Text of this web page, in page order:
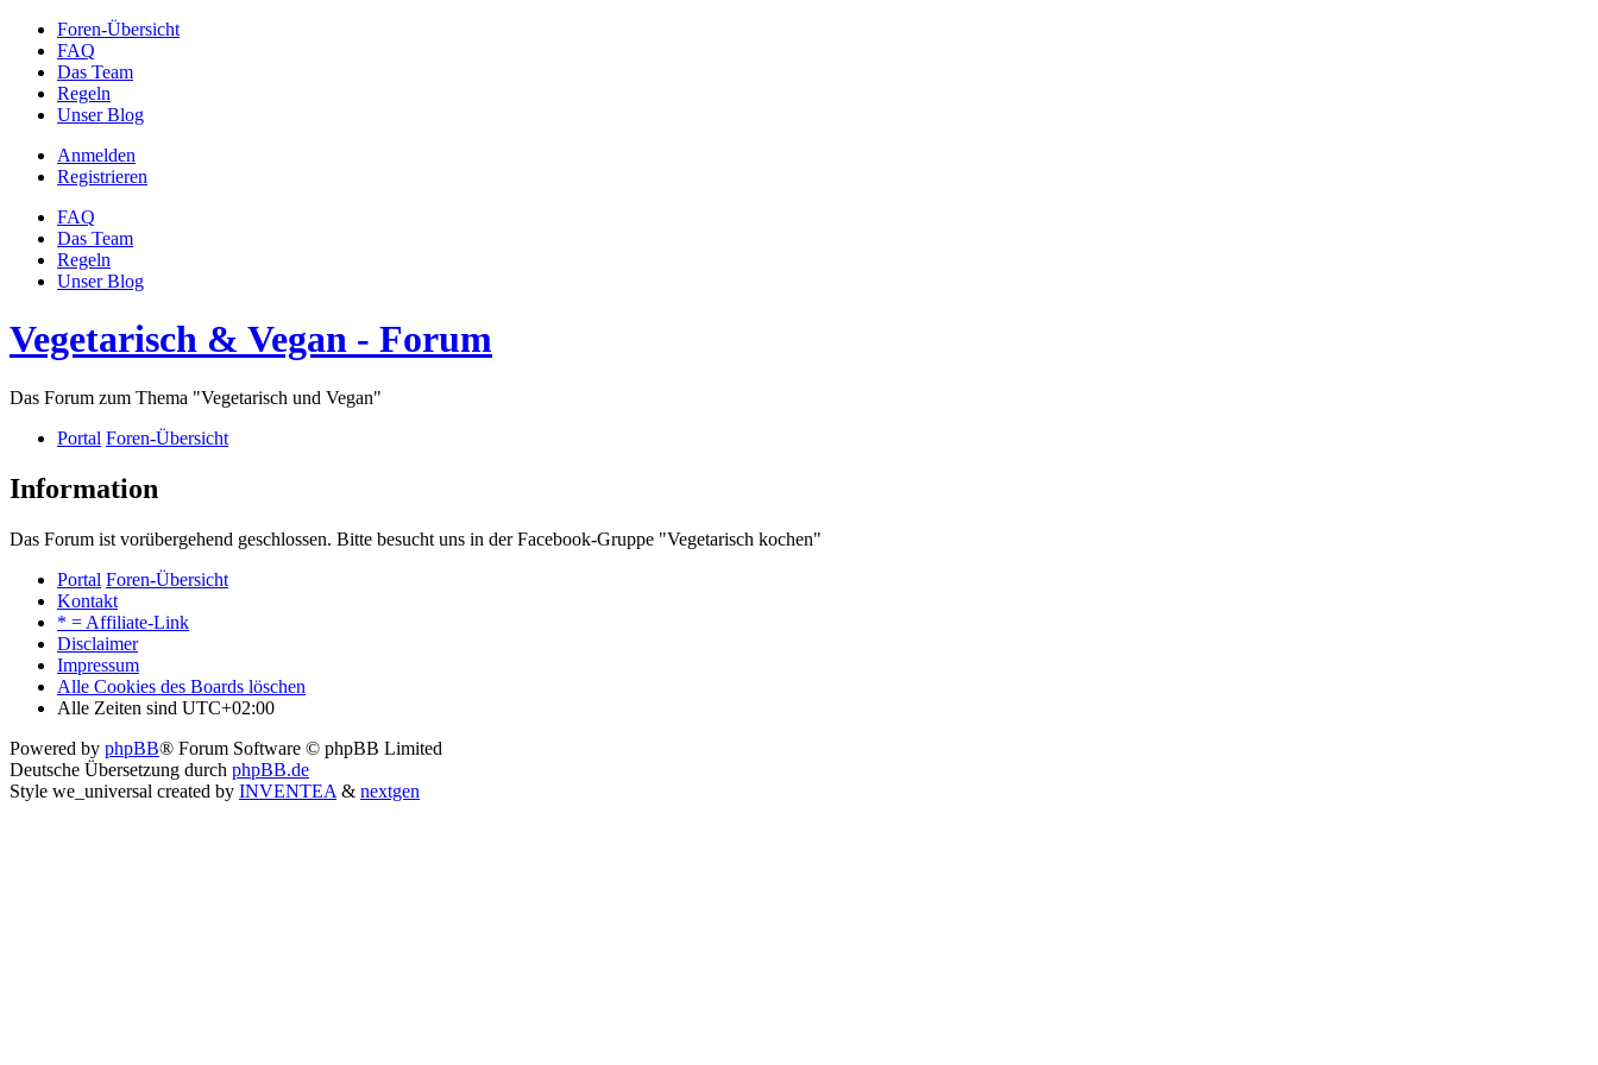
Foren-Übersicht
FAQ
Das Team
Regeln
Unser Blog
Anmelden
Registrieren
FAQ
Das Team
Regeln
Unser Blog
Vegetarisch & Vegan - Forum
Das Forum zum Thema "Vegetarisch und Vegan"
Portal Foren-Übersicht
Information
Das Forum ist vorübergehend geschlossen. Bitte besucht uns in der Facebook-Gruppe "Vegetarisch kochen"
Portal Foren-Übersicht
Kontakt
* = Affiliate-Link
Disclaimer
Impressum
Alle Cookies des Boards löschen
Alle Zeiten sind UTC+02:00
Powered by phpBB® Forum Software © phpBB Limited
Deutsche Übersetzung durch phpBB.de
Style we_universal created by INVENTEA & nextgen